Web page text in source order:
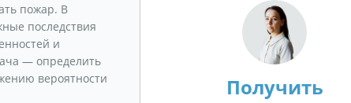
пожар. В
последствия
и
— определить
вероятности
Получить